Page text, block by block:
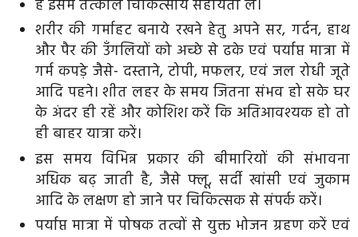
है इसमें तत्काल चिकित्सीय सहायता ले।
शरीर की गर्माहट बनाये रखने हेतु अपने सर, गर्दन, हाथ
और पैर की उँगलियों को अच्छे से ढके एवं पर्याप्त मात्रा में
गर्म कपड़े जैसे- दस्ताने, टोपी, मफलर, एवं जल रोधी जूते
आदि पहने। शीत लहर के समय जितना संभव हो सके घर
के अंदर ही रहें और कोशिश करें कि अतिआवश्यक हो तो
ही बाहर यात्रा करें।
इस समय विभिन्न प्रकार की बीमारियों की संभावना
अधिक बढ़ जाती है, जैसे फ्लू, सर्दी खांसी एवं जुकाम
आदि के लक्षण हो जाने पर चिकित्सक से संपर्क करें।
पर्याप्त मात्रा में पोषक तत्वों से युक्त भोजन ग्रहण करें एवं